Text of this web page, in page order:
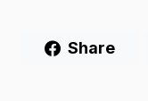
Share